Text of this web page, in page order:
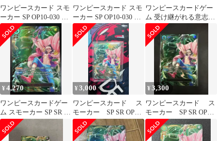
ワンピースカード スモ
ーカー SP OP10-030 SR
受け継がれる意志
ワンピースカード スモ
ーカー SP OP10-030 SR
受け継がれる意志
ワンピースカードゲー
ム 受け継がれる意志
スモーカーSP
¥4,270
ワンピースカードゲー
ム スモーカー SP SR 1
枚
¥3,000
ワンピースカード ス
モーカー SP SR OP10-
030
¥3,300
ワンピースカード ス
モーカー SP SR OP10-
030